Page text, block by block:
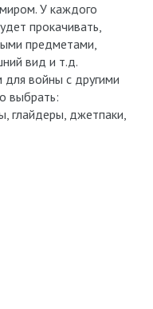
У каждого
прокачивать,
предметами,
вид и т.д.
войны с другими
выбрать:
глайдеры, джетпаки,